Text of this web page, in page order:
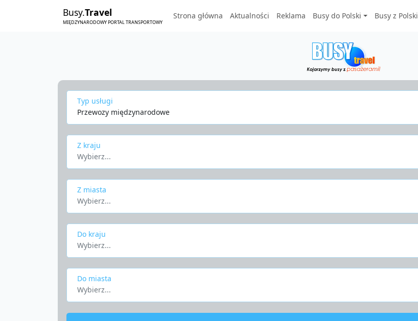
Busy.Travel
MIĘDZYNARODOWY PORTAL TRANSPORTOWY
Strona główna Aktualności Reklama Busy do Polski Busy z Polski
Typ usługi
Przewozy międzynarodowe
Z kraju
Wybierz...
Z miasta
Wybierz...
Do kraju
Wybierz...
Do miasta
Wybierz...